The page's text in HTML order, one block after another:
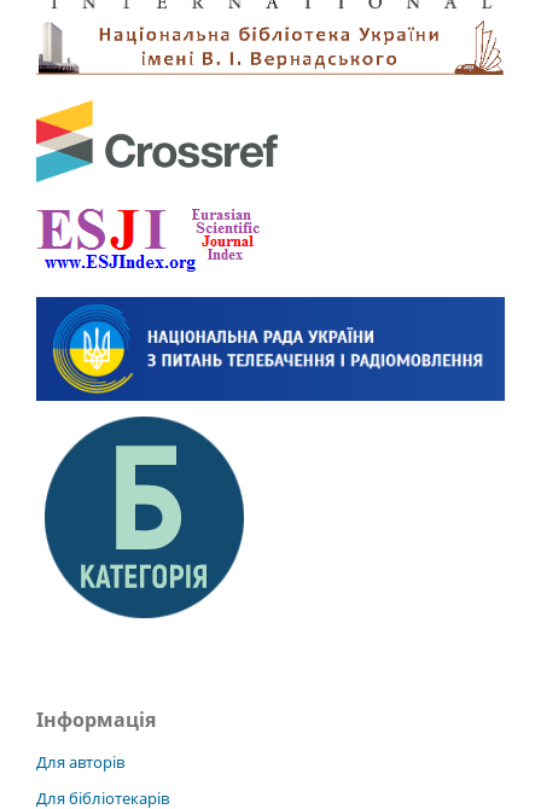
Інформація
Для авторів
Для бібліотекарів